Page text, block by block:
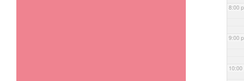
8:00
9:00
10:00